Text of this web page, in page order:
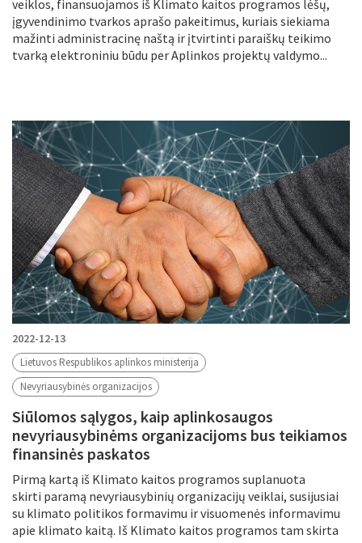
veiklos, finansuojamos iš Klimato kaitos programos lėšų,
įgyvendinimo tvarkos aprašo pakeitimus, kuriais siekiama
mažinti administracinę naštą ir įtvirtinti paraiškų teikimo
tvarką elektroniniu būdu per Aplinkos projektų valdymo...
2022-12-13
Lietuvos Respublikos aplinkos ministerija
Nevyriausybinės organizacijos
Siūlomos sąlygos, kaip aplinkosaugos
nevyriausybinėms organizacijoms bus teikiamos
finansinės paskatos
Pirmą kartą iš Klimato kaitos programos suplanuota
skirti paramą nevyriausybinių organizacijų veiklai, susijusiai
su klimato politikos formavimu ir visuomenės informavimu
apie klimato kaitą. Iš Klimato kaitos programos tam skirta